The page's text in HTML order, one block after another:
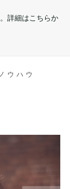
詳細はこちらか
ウハウ